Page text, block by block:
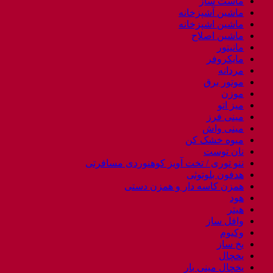
ماشین آشپزخانه
ماشین اشپزخانه
ماشین اصلاح
مانیتور
مایکروفر
مردانه
موتور برق
موزن
میز اتو
مینی فرز
مینی واش
میوه خشک کن
نان توست
ننو توری / تخت آویز کوهنوردی مسافرتی
هدفون بلوتوثی
همزن کاسه دار و همزن دستی
هود
هیتر
وافل ساز
وکیوم
یخ ساز
یخچال
یخچال مینی بار